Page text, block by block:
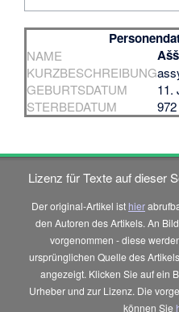
NAME
KURZBESCHREIBUNG
GEBURTSDATUM
11.
STERBEDATUM
Lizenz für Texte auf dieser
Der original-Artikel ist hier
den Autoren des Artikels. An
vorgenommen - diese
ursprünglichen Quelle des
angezeigt. Klicken Sie auf ein
Urheber und zur Lizenz. Die
können Sie